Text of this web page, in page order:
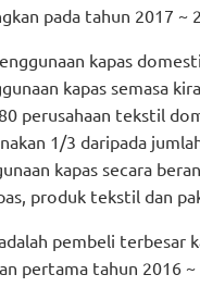
pada tahun 2017 ~
kapas
kapas semasa
perusahaan tekstil
1/3 daripada
kapas secara
produk tekstil dan
pembeli terbesar
pertama tahun 2016